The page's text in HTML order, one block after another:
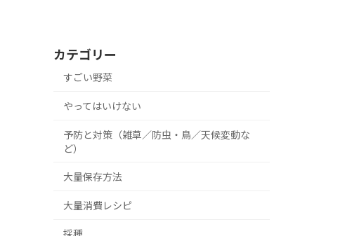
カテゴリー
すごい野菜
やってはいけない
予防と対策（雑草／防虫・鳥／天候変動な
ど）
大量保存方法
大量消費レシピ